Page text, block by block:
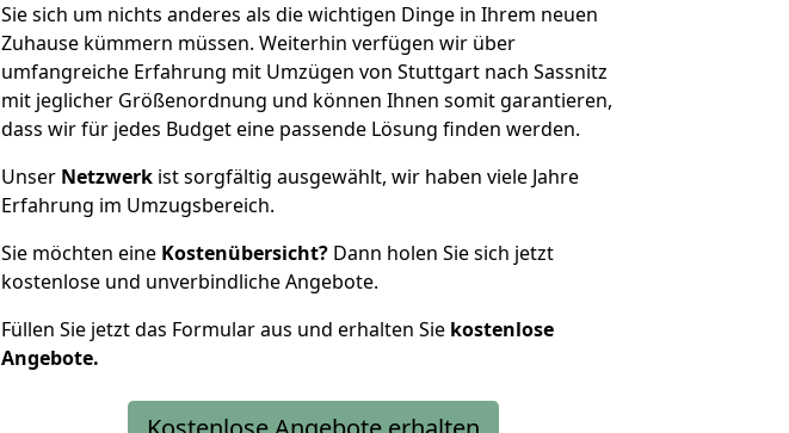
Sie sich um nichts anderes als die wichtigen Dinge in Ihrem neuen
Zuhause kümmern müssen. Weiterhin verfügen wir über
umfangreiche Erfahrung mit Umzügen von Stuttgart nach Sassnitz
mit jeglicher Größenordnung und können Ihnen somit garantieren,
dass wir für jedes Budget eine passende Lösung finden werden.
Unser Netzwerk ist sorgfältig ausgewählt, wir haben viele Jahre
Erfahrung im Umzugsbereich.
Sie möchten eine Kostenübersicht? Dann holen Sie sich jetzt
kostenlose und unverbindliche Angebote.
Füllen Sie jetzt das Formular aus und erhalten Sie kostenlose
Angebote.